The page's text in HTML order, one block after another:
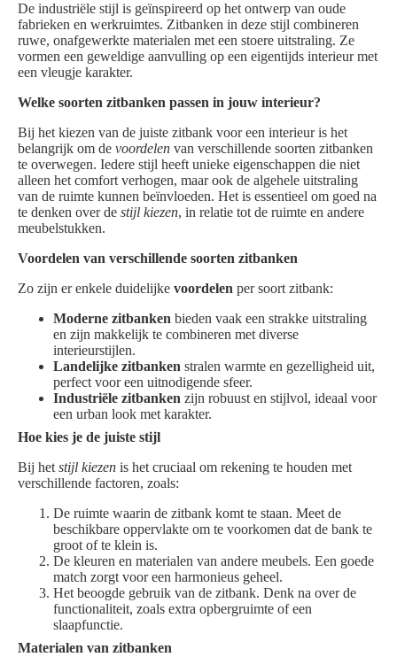
De industriële stijl is geïnspireerd op het ontwerp van oude
fabrieken en werkruimtes. Zitbanken in deze stijl combineren
ruwe, onafgewerkte materialen met een stoere uitstraling. Ze
vormen een geweldige aanvulling op een eigentijds interieur met
een vleugje karakter.
Welke soorten zitbanken passen in jouw interieur?
Bij het kiezen van de juiste zitbank voor een interieur is het
belangrijk om de voordelen van verschillende soorten zitbanken
te overwegen. Iedere stijl heeft unieke eigenschappen die niet
alleen het comfort verhogen, maar ook de algehele uitstraling
van de ruimte kunnen beïnvloeden. Het is essentieel om goed na
te denken over de stijl kiezen, in relatie tot de ruimte en andere
meubelstukken.
Voordelen van verschillende soorten zitbanken
Zo zijn er enkele duidelijke voordelen per soort zitbank:
Moderne zitbanken bieden vaak een strakke uitstraling
en zijn makkelijk te combineren met diverse
interieurstijlen.
Landelijke zitbanken stralen warmte en gezelligheid uit,
perfect voor een uitnodigende sfeer.
Industriële zitbanken zijn robuust en stijlvol, ideaal voor
een urban look met karakter.
Hoe kies je de juiste stijl
Bij het stijl kiezen is het cruciaal om rekening te houden met
verschillende factoren, zoals:
De ruimte waarin de zitbank komt te staan. Meet de
beschikbare oppervlakte om te voorkomen dat de bank te
groot of te klein is.
De kleuren en materialen van andere meubels. Een goede
match zorgt voor een harmonieus geheel.
Het beoogde gebruik van de zitbank. Denk na over de
functionaliteit, zoals extra opbergruimte of een
slaapfunctie.
Materialen van zitbanken